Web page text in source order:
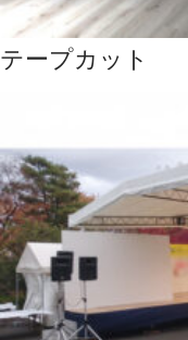
テープカット